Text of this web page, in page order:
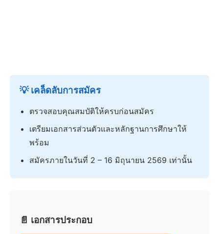
💡 เคล็ดลับการสมัคร
ตรวจสอบคุณสมบัติให้ครบก่อนสมัคร
เตรียมเอกสารส่วนตัวและหลักฐานการศึกษาให้
พร้อม
สมัครภายในวันที่ 2 – 16 มิถุนายน 2569 เท่านั้น
📄 เอกสารประกอบ